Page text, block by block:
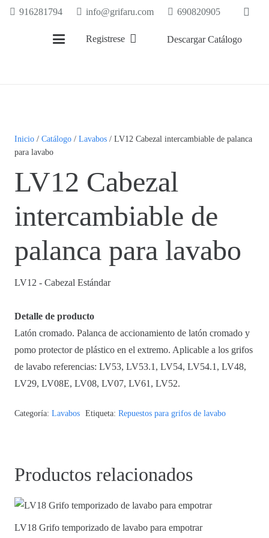
916281794 info@grifaru.com 690820905
Registrese Descargar Catálogo
Inicio / Catálogo / Lavabos / LV12 Cabezal intercambiable de palanca
para lavabo
LV12 Cabezal
intercambiable de
palanca para lavabo
LV12 - Cabezal Estándar
Detalle de producto
Latón cromado. Palanca de accionamiento de latón cromado y
pomo protector de plástico en el extremo. Aplicable a los grifos
de lavabo referencias: LV53, LV53.1, LV54, LV54.1, LV48,
LV29, LV08E, LV08, LV07, LV61, LV52.
Categoría: Lavabos Etiqueta: Repuestos para grifos de lavabo
Productos relacionados
LV18 Grifo temporizado de lavabo para empotrar